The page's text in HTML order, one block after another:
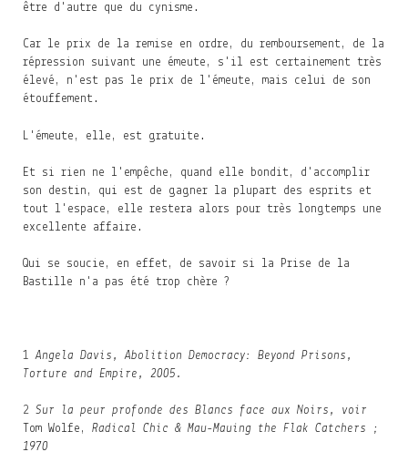
être d'autre que du cynisme.
Car le prix de la remise en ordre, du remboursement, de la
répression suivant une émeute, s'il est certainement très
élevé, n'est pas le prix de l'émeute, mais celui de son
étouffement.
L'émeute, elle, est gratuite.
Et si rien ne l'empêche, quand elle bondit, d'accomplir
son destin, qui est de gagner la plupart des esprits et
tout l'espace, elle restera alors pour très longtemps une
excellente affaire.
Qui se soucie, en effet, de savoir si la Prise de la
Bastille n'a pas été trop chère ?
1
Angela Davis, Abolition Democracy: Beyond Prisons,
Torture and Empire, 2005.
2 Sur la peur profonde des Blancs face aux Noirs, voir
Tom Wolfe, Radical Chic & Mau-Mauing the Flak Catchers ;
1970